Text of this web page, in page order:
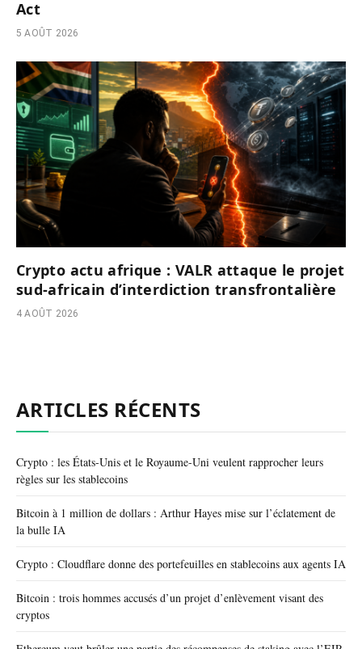
Act
5 AOÛT 2026
Crypto actu afrique : VALR attaque le projet
sud-africain d’interdiction transfrontalière
4 AOÛT 2026
ARTICLES RÉCENTS
Crypto : les États-Unis et le Royaume-Uni veulent rapprocher leurs
règles sur les stablecoins
Bitcoin à 1 million de dollars : Arthur Hayes mise sur l’éclatement de
la bulle IA
Crypto : Cloudflare donne des portefeuilles en stablecoins aux agents IA
Bitcoin : trois hommes accusés d’un projet d’enlèvement visant des
cryptos